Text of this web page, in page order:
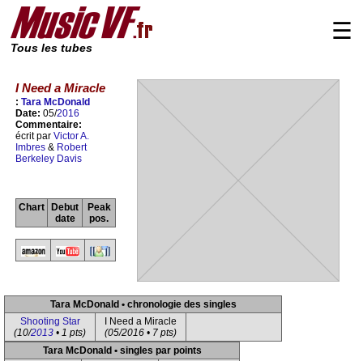
Tous les tubes
☰
I Need a Miracle
: Tara McDonald
Date: 05/2016
Commentaire:
écrit par Victor A.
Imbres & Robert
Berkeley Davis
Chart
Debut
date
Peak
pos.
Tara McDonald • chronologie des singles
Shooting Star
(10/2013 • 1 pts)
I Need a Miracle
(05/2016 • 7 pts)
Tara McDonald • singles par points